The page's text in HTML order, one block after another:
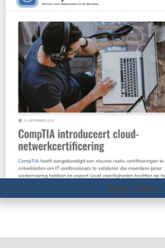
Blog Page